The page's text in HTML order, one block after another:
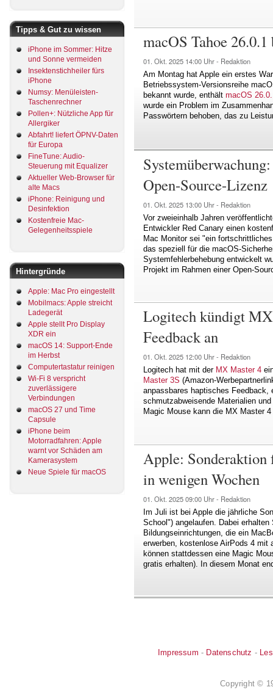
Tipps & Gut zu wissen
iPhone im Sommer: Hitze
und Sonne vermeiden
Insektenstichheiler fürs
iPhone
Numsy: Menüleisten-
Taschenrechner
Pollen+: Nützliche App für
Allergiker
Abfahrt! liefert ÖPNV-Daten
für Europa
FineTune: Audio-
Steuerung mit Equalizer
Aktueller Web-Browser für
alte Macs
iPhone: Reinigung und
Desinfektion
Kostenfreie Mac-
Gelegenheitsspiele
Hintergründe
Apple: Mac Pro eingestellt
Mobilmacs: Apple streicht
Ladegerät
Apple stellt Pro Display
XDR ein
macOS 14: Support-Ende
im Herbst
Computertastatur reinigen
Wi-Fi 8 verspricht
zuverlässigere
Verbindungen
macOS 27 und Time
Capsule
iPhone beim
Motorradfahren: Apple
warnt vor Schäden am
Kamerasystem
Neue Spiele für macOS
macOS Tahoe
01. Okt. 2025 14:00 Uhr - Redaktion
Am Montag hat Apple ein erstes
Betriebssystem-Versionsreihe
bekannt wurde, enthält macOS
wurde ein Problem im
Passwörtern behoben, das zu
Open-Source-Lizenz
01. Okt. 2025 13:00 Uhr - Redaktion
Vor zweieinhalb Jahren
Entwickler Red Canary einen
Mac Monitor sei "ein
das speziell für die macOS-
Systemfehlerbehebung entwickelt
Projekt im Rahmen einer Open-
Logitech kündigt
Feedback an
01. Okt. 2025 12:00 Uhr - Redaktion
Logitech hat mit der MX Master 4
Master 3S (Amazon-
anpassbares haptisches Feedback,
schmutzabweisende Materialien
Magic Mouse kann die MX Master
Apple: Sonderaktion
in wenigen Wochen
01. Okt. 202509:00 Uhr - Redaktion
Im Juli ist bei Apple die jährliche
School") angelaufen. Dabei
Bildungseinrichtungen, die ein
erwerben, kostenlose AirPods 4 mit
können stattdessen eine Magic
gratis erhalten). In diesem Monat
Impressum - Datenschutz -
Copyright ©